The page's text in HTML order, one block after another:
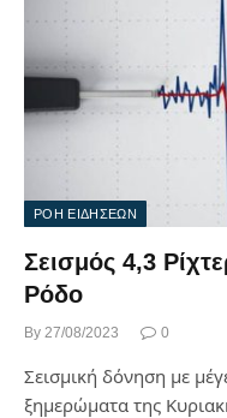
ΡΟΗ ΕΙΔΗΣΕΩΝ
Σεισμός 4,3
Ρόδο
By 27/08/2023 0
Σεισμική δόνηση με
ξημερώματα της